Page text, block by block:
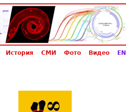
История СМИ Фото Видео